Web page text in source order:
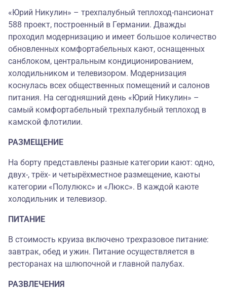
«Юрий Никулин» – трехпалубный теплоход-пансионат
588 проект, построенный в Германии. Дважды
проходил модернизацию и имеет большое количество
обновленных комфортабельных кают, оснащенных
санблоком, центральным кондиционированием,
холодильником и телевизором. Модернизация
коснулась всех общественных помещений и салонов
питания. На сегодняшний день «Юрий Никулин» –
самый комфортабельный трехпалубный теплоход в
камской флотилии.
РАЗМЕЩЕНИЕ
На борту представлены разные категории кают: одно,
двух-, трёх- и четырёхместное размещение, каюты
категории «Полулюкс» и «Люкс». В каждой каюте
холодильник и телевизор.
ПИТАНИЕ
В стоимость круиза включено трехразовое питание:
завтрак, обед и ужин. Питание осуществляется в
ресторанах на шлюпочной и главной палубах.
РАЗВЛЕЧЕНИЯ